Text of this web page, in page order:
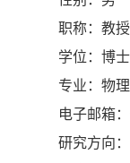
职称：教授
学位：博士
专业：物
电子邮箱：
研究方向